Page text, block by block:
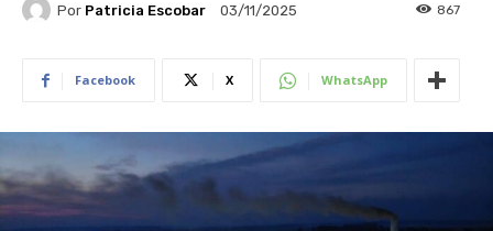
Por Patricia Escobar 03/11/2025 867
Facebook X WhatsApp